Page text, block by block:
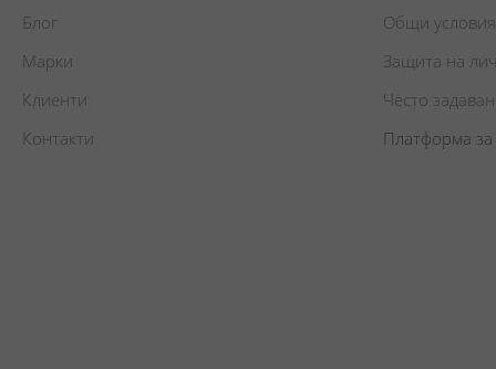
Блог
Марки
Клиенти
Контакти
Общи условия
Защита на
Често
Платформа